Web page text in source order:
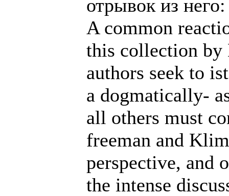
отрывок из него:
A common
this collection by
authors seek to
a dogmatically-
all others must
freeman and
perspective, and
the intense